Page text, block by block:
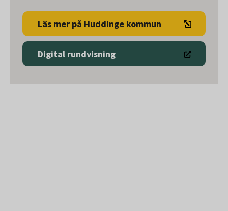
Läs mer på Huddinge kommun
Digital rundvisning